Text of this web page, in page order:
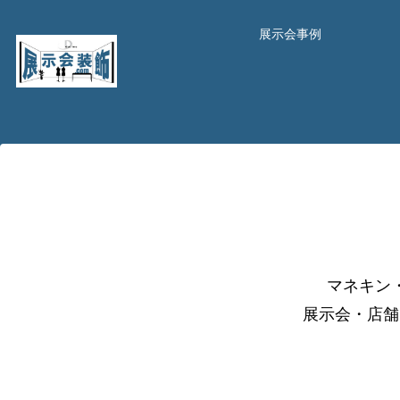
展示会事例
マネキン
展示会・店